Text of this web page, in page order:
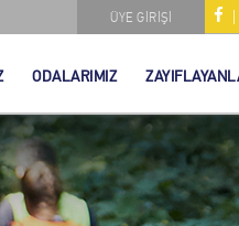
|
ÜYE GİRİŞİ
ODALARIMIZ